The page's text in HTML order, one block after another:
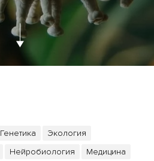
Генетика
Экология
Нейробиология
Медицина